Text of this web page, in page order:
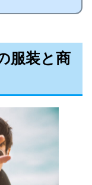
服装と商